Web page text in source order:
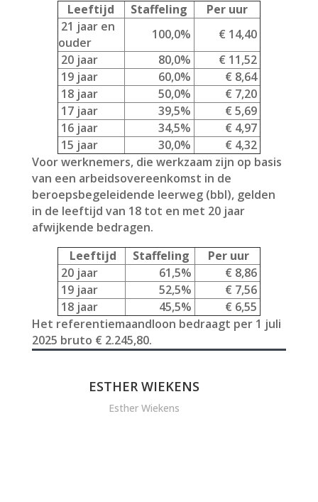
Leeftijd
Staffeling
Per uur
21 jaar en
ouder
100,0%
€ 14,40
20 jaar
80,0%
€ 11,52
19 jaar
60,0%
€ 8,64
18 jaar
50,0%
€ 7,20
17 jaar
39,5%
€ 5,69
16 jaar
34,5%
€ 4,97
15 jaar
30,0%
€ 4,32
Voor werknemers, die werkzaam zijn op basis
van een arbeidsovereenkomst in de
beroepsbegeleidende leerweg (bbl), gelden
in de leeftijd van 18 tot en met 20 jaar
afwijkende bedragen.
Leeftijd
Staffeling
Per uur
20 jaar
61,5%
€ 8,86
19 jaar
52,5%
€ 7,56
18 jaar
45,5%
€ 6,55
Het referentiemaandloon bedraagt per 1 juli
2025 bruto € 2.245,80.
ESTHER WIEKENS
Esther Wiekens